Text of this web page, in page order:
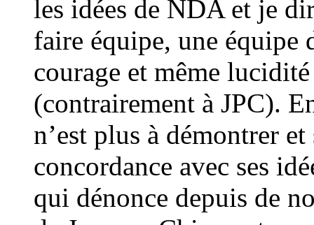
les idées de NDA et je
faire équipe, une équipe
courage et même
(contrairement à JPC).
n’est plus à démontrer
concordance avec ses
qui dénonce depuis de